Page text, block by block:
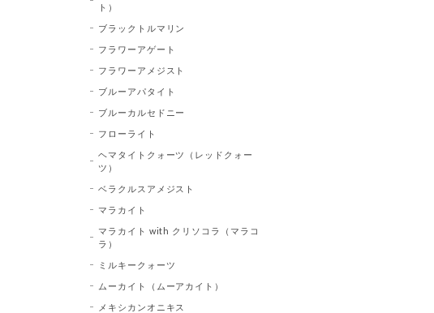
ト）
ブラックトルマリン
フラワーアゲート
フラワーアメジスト
ブルーアパタイト
ブルーカルセドニー
フローライト
ヘマタイトクォーツ（レッドクォー
ツ）
ベラクルスアメジスト
マラカイト
マラカイト with クリソコラ（マラコ
ラ）
ミルキークォーツ
ムーカイト（ムーアカイト）
メキシカンオニキス